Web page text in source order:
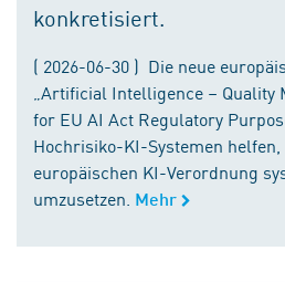
konkretisiert.
( 2026-06-30 ) Die neue
„Artificial Intelligence – Quality
for EU AI Act Regulatory
Hochrisiko-KI-Systemen
europäischen KI-Verordnung
umzusetzen. Mehr